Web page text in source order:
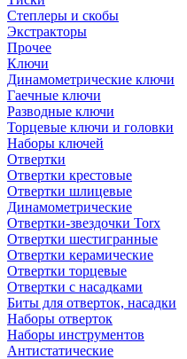
Степлеры и скобы
Экстракторы
Прочее
Ключи
Динамометрические ключи
Гаечные ключи
Разводные ключи
Торцевые ключи и головки
Наборы ключей
Отвертки
Отвертки крестовые
Отвертки шлицевые
Динамометрические
Отвертки-звездочки Torx
Отвертки шестигранные
Отвертки керамические
Отвертки торцевые
Отвертки с насадками
Биты для отверток, насадки
Наборы отверток
Наборы инструментов
Антистатические